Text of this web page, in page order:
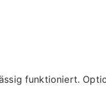
funktioniert.